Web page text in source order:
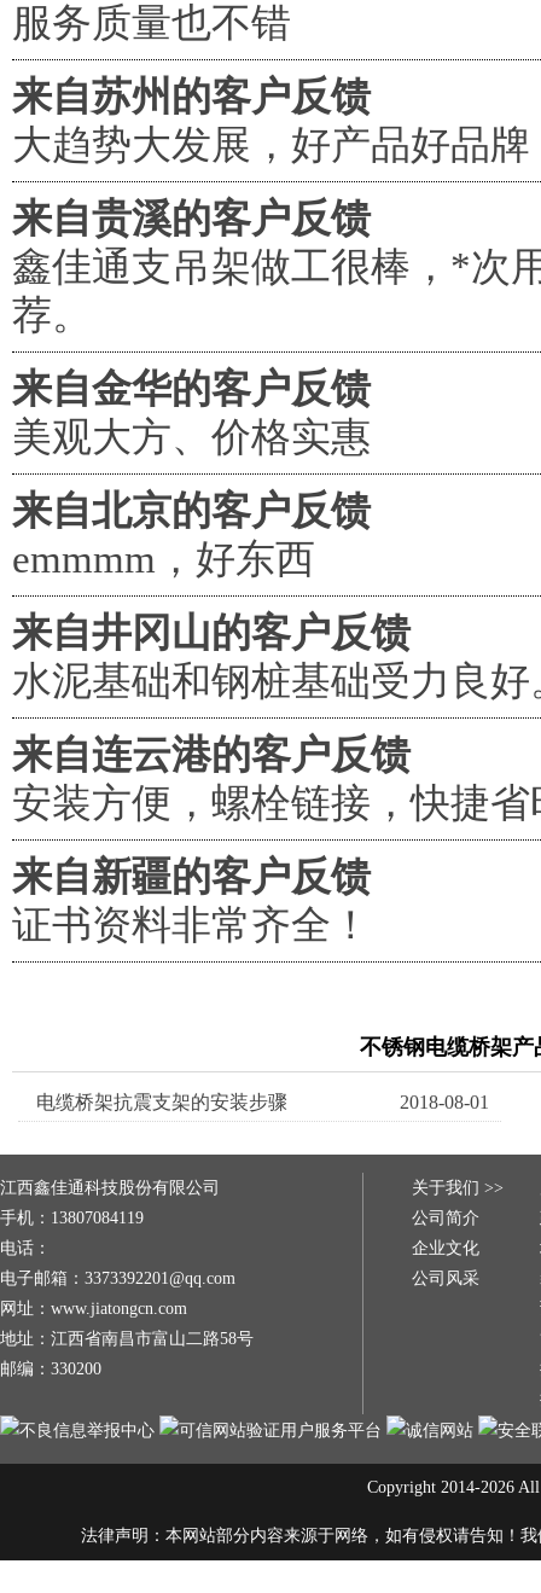
服务质量也不错
来自苏州的客户反馈
大趋势大发展，好产品好品牌
来自贵溪的客户反馈
鑫佳通支吊架做工很棒，*次
荐。
来自金华的客户反馈
美观大方、价格实惠
来自北京的客户反馈
emmmm，好东西
来自井冈山的客户反馈
水泥基础和钢桩基础受力良好
来自连云港的客户反馈
安装方便，螺栓链接，快捷省
来自新疆的客户反馈
证书资料非常齐全！
不锈钢电缆桥架产
电缆桥架抗震支架的安装步骤 2018-08-01
江西鑫佳通科技股份有限公司
手机：13807084119
电话：
电子邮箱：3373392201@qq.com
网址：www.jiatongcn.com
地址：江西省南昌市富山二路58号
邮编：330200
关于我们 >>
公司简介
企业文化
公司风采
Copyright 2014-2026
法律声明：本网站部分内容来源于网络，如有侵权请告知！